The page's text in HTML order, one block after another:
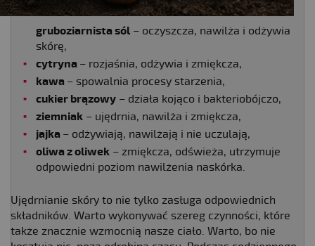
gruboziarnista sól – oczyszcza, nawilża i odżywia
skórę,
cytryna – rozjaśnia, odżywia i zmiękcza,
kawa – spowalnia procesy starzenia,
cukier brązowy – działa kojąco i bakteriobójczo,
ziemniak – ujędrnia, nawilża i zmiękcza,
jajka – odżywiają, nawilżają i nie uczulają,
oliwa z oliwek – zmiękcza, odświeża, utrzymuje
odpowiedni poziom nawilżenia naskórka.
Ujędrnianie skóry to nie tylko zasługa odpowiednich
składników. Warto wykonywać szereg czynności, które
także znacznie wzmocnią nasze ciało. Warto, bo nie